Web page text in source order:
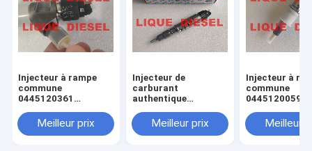
Injecteur à rampe
commune
0445120361
120 361 5801479314
Meilleur prix
Injecteur de
carburant
authentique
0445120290 0 445
120 290 L4700-
Meilleur prix
Injecteur à
commune
0445120059
120 059 0 445
231 pour
Meilleur